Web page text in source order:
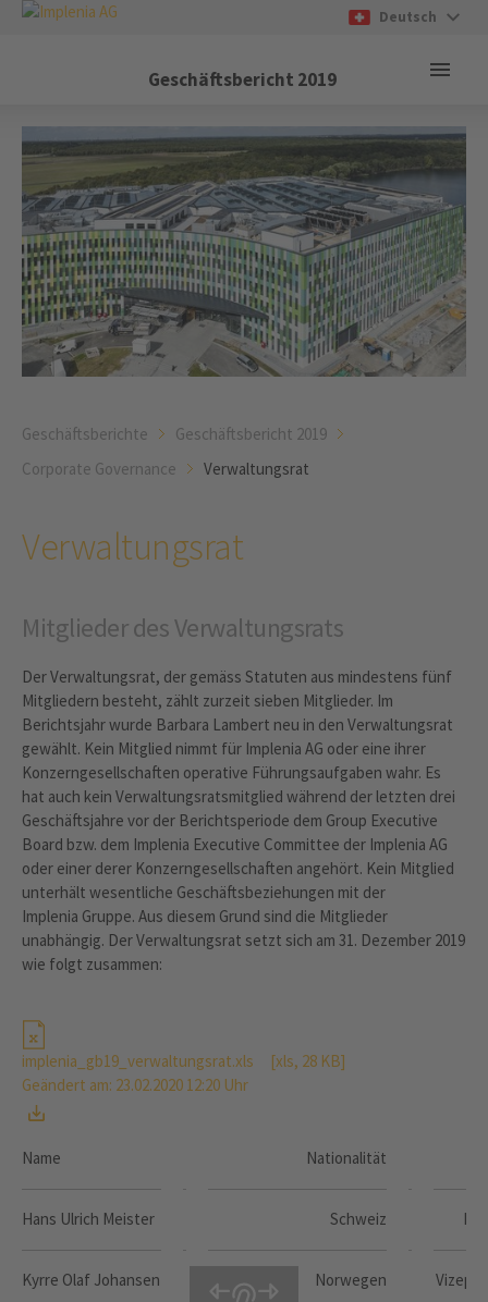
Deutsch
Geschäftsbericht 2019
Geschäftsberichte
Geschäftsbericht 2019
Corporate Governance
Verwaltungsrat
Verwaltungsrat
Mitglieder des Verwaltungsrats
Der Verwaltungsrat, der gemäss Statuten aus mindestens fünf
Mitgliedern besteht, zählt zurzeit sieben Mitglieder. Im
Berichtsjahr wurde Barbara Lambert neu in den Verwaltungsrat
gewählt. Kein Mitglied nimmt für Implenia AG oder eine ihrer
Konzerngesellschaften operative Führungsaufgaben wahr. Es
hat auch kein Verwaltungsratsmitglied während der letzten drei
Geschäftsjahre vor der Berichtsperiode dem Group Executive
Board bzw. dem Implenia Executive Committee der Implenia AG
oder einer derer Konzerngesellschaften angehört. Kein Mitglied
unterhält wesentliche Geschäftsbeziehungen mit der
Implenia Gruppe. Aus diesem Grund sind die Mitglieder
unabhängig. Der Verwaltungsrat setzt sich am 31. Dezember 2019
wie folgt zusammen:
implenia_gb19_verwaltungsrat.xls
[xls, 28 KB]
Geändert am: 23.02.2020 12:20 Uhr
Name Nationalität
Hans Ulrich Meister Schweiz
Kyrre Olaf Johansen Norwegen